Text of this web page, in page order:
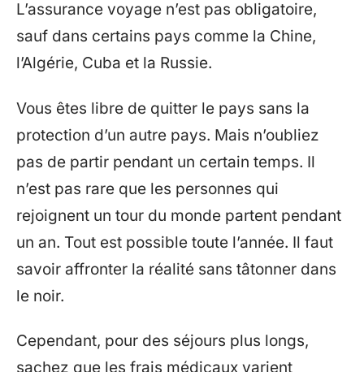
L’assurance voyage n’est pas obligatoire,
sauf dans certains pays comme la Chine,
l’Algérie, Cuba et la Russie.
Vous êtes libre de quitter le pays sans la
protection d’un autre pays. Mais n’oubliez
pas de partir pendant un certain temps. Il
n’est pas rare que les personnes qui
rejoignent un tour du monde partent pendant
un an. Tout est possible toute l’année. Il faut
savoir affronter la réalité sans tâtonner dans
le noir.
Cependant, pour des séjours plus longs,
sachez que les frais médicaux varient